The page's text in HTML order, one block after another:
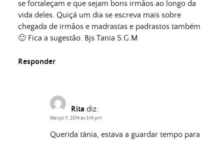
se fortaleçam e que sejam bons irmãos ao longo da
vida deles. Quiçá um dia se escreva mais sobre
chegada de irmãos e madrastas e padrastos também
🙂 Fica a sugestão. Bjs Tania S.G.M
Responder
Rita diz:
Março 11, 2014 às 3:14 pm
Querida tânia, estava a guardar tempo para